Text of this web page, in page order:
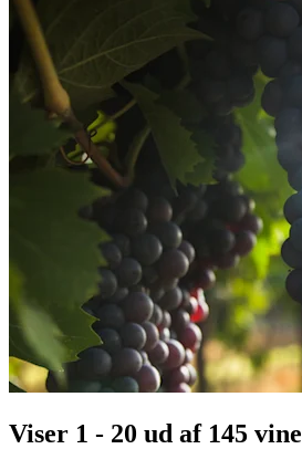
Viser 1 - 20 ud af 145 vine